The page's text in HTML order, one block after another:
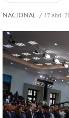
NACIONAL / 17 abril